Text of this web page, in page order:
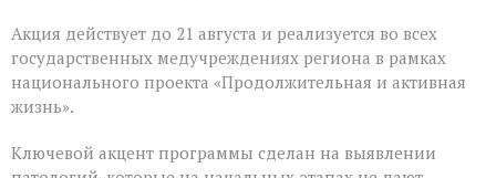
людей
«серебряного»
возраста
Акция действует до 21 августа и реализуется во всех
государственных медучреждениях региона в рамках
национального проекта «Продолжительная и активная
жизнь».
Ключевой акцент программы сделан на выявлении